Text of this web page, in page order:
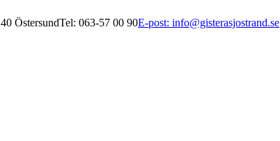
ÖstersundTel: 063-57 00 90E-post: info@gisterasjostrand.se